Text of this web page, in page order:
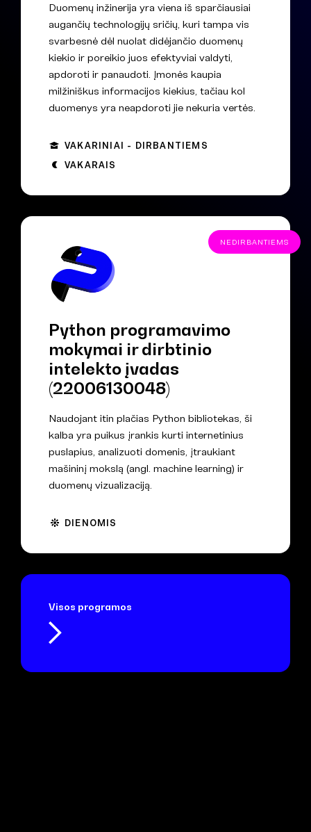
Duomenų inžinerija yra viena iš sparčiausiai
augančių technologijų sričių, kuri tampa vis
svarbesnė dėl nuolat didėjančio duomenų
kiekio ir poreikio juos efektyviai valdyti,
apdoroti ir panaudoti. Įmonės kaupia
milžiniškus informacijos kiekius, tačiau kol
duomenys yra neapdoroti jie nekuria vertės.
VAKARINIAI - DIRBANTIEMS
VAKARAIS
NEDIRBANTIEMS
Python programavimo
mokymai ir dirbtinio
intelekto įvadas
(22006130048)
Naudojant itin plačias Python bibliotekas, ši
kalba yra puikus įrankis kurti internetinius
puslapius, analizuoti domenis, įtraukiant
mašininį mokslą (angl. machine learning) ir
duomenų vizualizaciją.
DIENOMIS
Visos programos